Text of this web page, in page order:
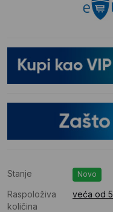
Stanje Novo
Raspoloživa
količina
veća od 5